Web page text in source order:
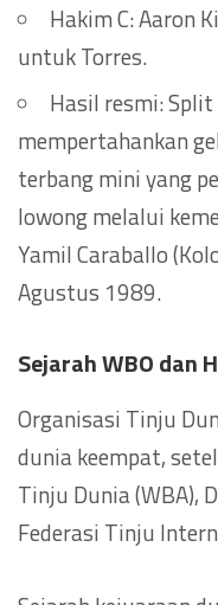
Hakim C: Aaron
untuk Torres.
Hasil resmi:
mempertahankan
terbang mini yang
lowong melalui
Yamil Caraballo
Agustus 1989.
Sejarah WBO dan
Organisasi Tinju
dunia keempat,
Tinju Dunia (WBA),
Federasi Tinju